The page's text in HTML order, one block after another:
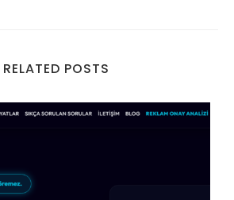
RELATED POSTS